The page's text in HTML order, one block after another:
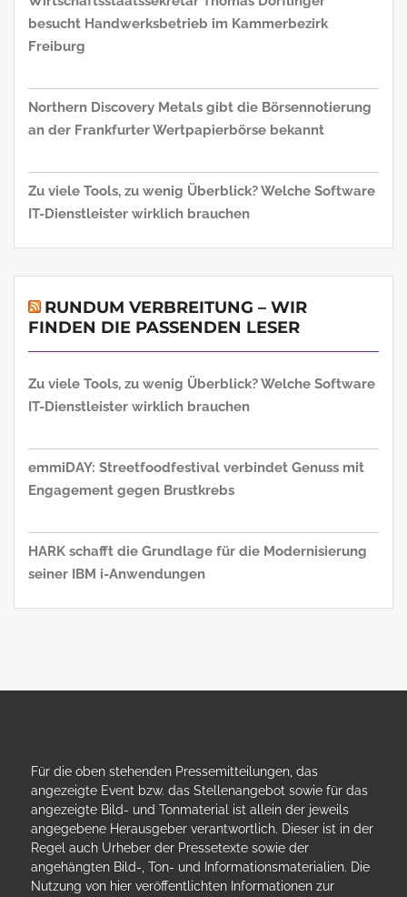
besucht Handwerksbetrieb im Kammerbezirk
Freiburg
Northern Discovery Metals gibt die Börsennotierung
an der Frankfurter Wertpapierbörse bekannt
Zu viele Tools, zu wenig Überblick? Welche Software
IT-Dienstleister wirklich brauchen
RUNDUM VERBREITUNG – WIR
FINDEN DIE PASSENDEN LESER
Zu viele Tools, zu wenig Überblick? Welche Software
IT-Dienstleister wirklich brauchen
emmiDAY: Streetfoodfestival verbindet Genuss mit
Engagement gegen Brustkrebs
HARK schafft die Grundlage für die Modernisierung
seiner IBM i-Anwendungen
Für die oben stehenden Pressemitteilungen, das
angezeigte Event bzw. das Stellenangebot sowie für das
angezeigte Bild- und Tonmaterial ist allein der jeweils
angegebene Herausgeber verantwortlich. Dieser ist in der
Regel auch Urheber der Pressetexte sowie der
angehängten Bild-, Ton- und Informationsmaterialien. Die
Nutzung von hier veröffentlichten Informationen zur